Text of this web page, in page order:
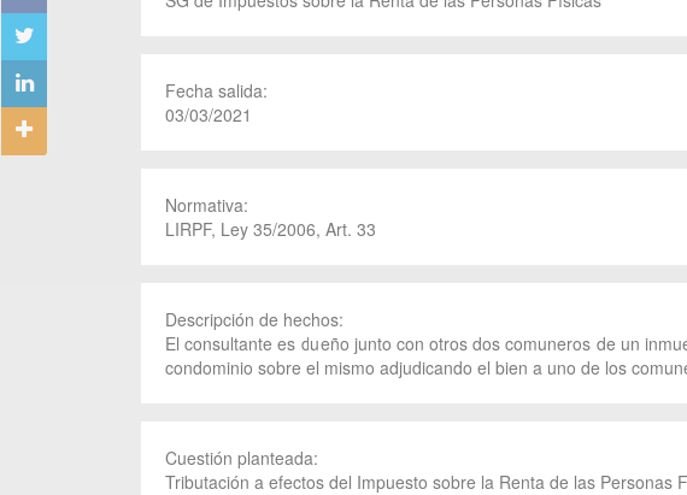
Fecha salida:
03/03/2021
Normativa:
LIRPF, Ley 35/2006, Art. 33
Descripción de hechos:
El consultante es dueño junto con otros dos comuneros de un
condominio sobre el mismo adjudicando el bien a uno de los
Cuestión planteada:
Tributación a efectos del Impuesto sobre la Renta de las Personas